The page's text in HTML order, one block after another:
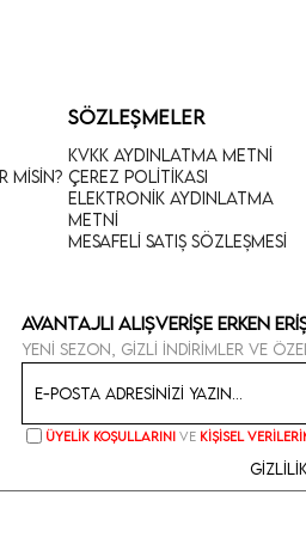
Misin?
SÖZLEŞMELER
KVKK Aydınlatma Metni
Çerez Politikası
Elektronik Aydınlatma
Metni
Mesafeli Satış Sözleşmesi
Avantajlı Alışverişe Erken
Yeni sezon, gizli indirimler ve
Üyelik koşullarını ve kişisel